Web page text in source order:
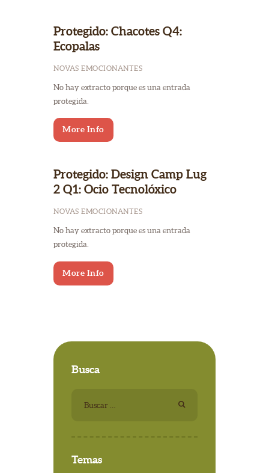
Protegido: Chacotes Q4:
Ecopalas
NOVAS EMOCIONANTES
No hay extracto porque es una entrada
protegida.
More Info
Protegido: Design Camp Lug
2 Q1: Ocio Tecnolóxico
NOVAS EMOCIONANTES
No hay extracto porque es una entrada
protegida.
More Info
Busca
Temas